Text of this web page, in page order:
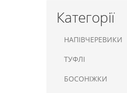
Категорії
НАПІВЧЕРЕВИКИ
ТУФЛІ
БОСОНІЖКИ